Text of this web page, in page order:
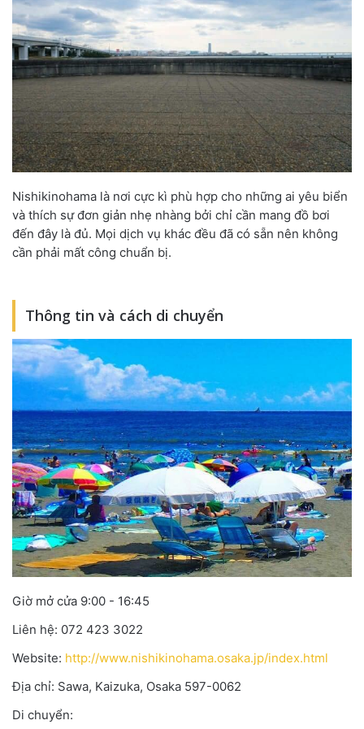
Nishikinohama là nơi cực kì phù hợp cho những ai yêu biển
và thích sự đơn giản nhẹ nhàng bởi chỉ cần mang đồ bơi
đến đây là đủ. Mọi dịch vụ khác đều đã có sẵn nên không
cần phải mất công chuẩn bị.
Thông tin và cách di chuyển
Giờ mở cửa 9:00 - 16:45
Liên hệ: 072 423 3022
Website: http://www.nishikinohama.osaka.jp/index.html
Địa chỉ: Sawa, Kaizuka, Osaka 597-0062
Di chuyển: